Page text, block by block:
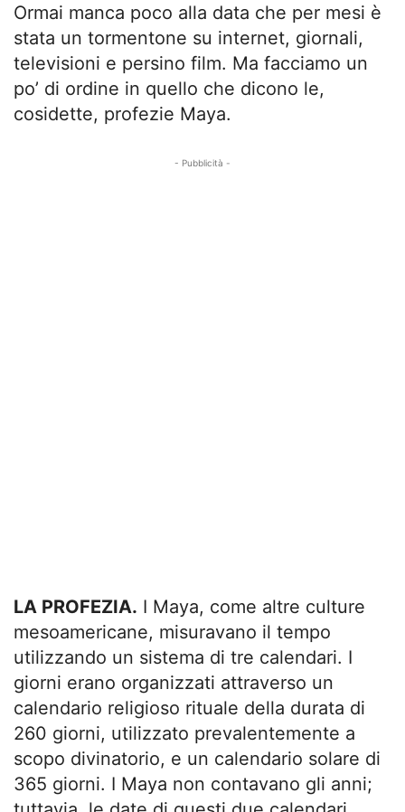
Ormai manca poco alla data che per mesi è
stata un tormentone su internet, giornali,
televisioni e persino film. Ma facciamo un
po’ di ordine in quello che dicono le,
cosidette, profezie Maya.
- Pubblicità -
LA PROFEZIA. I Maya, come altre culture
mesoamericane, misuravano il tempo
utilizzando un sistema di tre calendari. I
giorni erano organizzati attraverso un
calendario religioso rituale della durata di
260 giorni, utilizzato prevalentemente a
scopo divinatorio, e un calendario solare di
365 giorni. I Maya non contavano gli anni;